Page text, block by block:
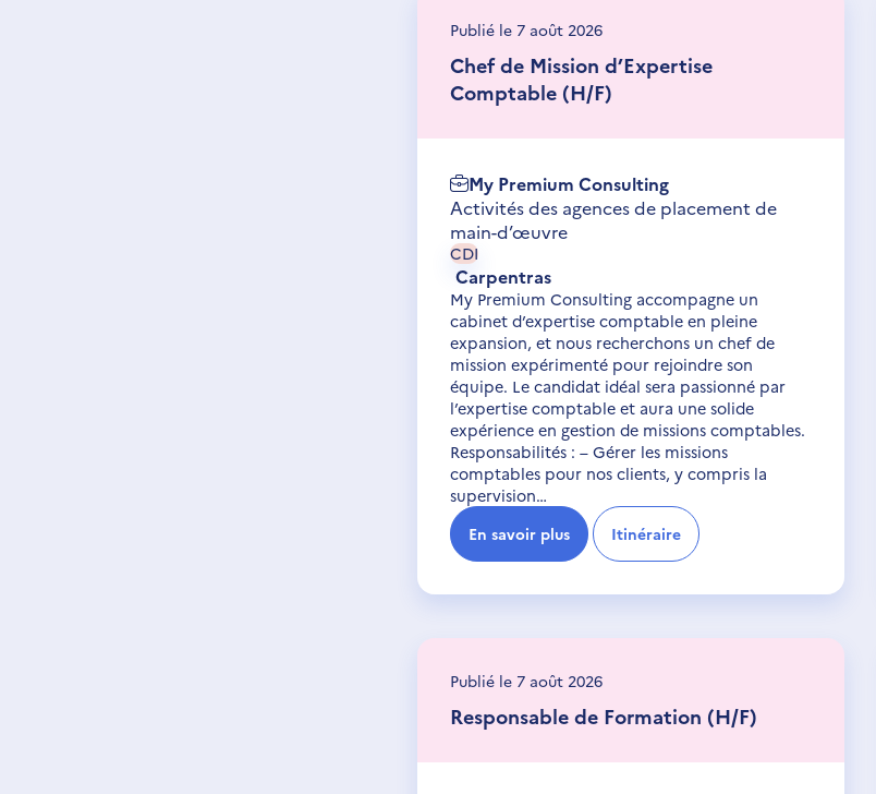
Publié le 7 août 2026
Chef de Mission d’Expertise
Comptable (H/F)
My Premium Consulting
Activités des agences de placement de
main-d’œuvre
CDI
Carpentras
My Premium Consulting accompagne un
cabinet d’expertise comptable en pleine
expansion, et nous recherchons un chef de
mission expérimenté pour rejoindre son
équipe. Le candidat idéal sera passionné par
l’expertise comptable et aura une solide
expérience en gestion de missions comptables.
Responsabilités : – Gérer les missions
comptables pour nos clients, y compris la
supervision…
En savoir plus
Itinéraire
Publié le 7 août 2026
Responsable de Formation (H/F)